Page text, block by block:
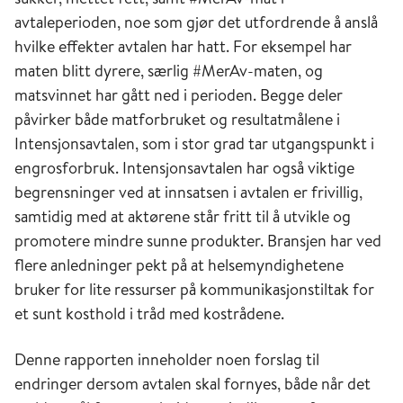
avtaleperioden, noe som gjør det utfordrende å anslå
hvilke effekter avtalen har hatt. For eksempel har
maten blitt dyrere, særlig #MerAv-maten, og
matsvinnet har gått ned i perioden. Begge deler
påvirker både matforbruket og resultatmålene i
Intensjonsavtalen, som i stor grad tar utgangspunkt i
engrosforbruk. Intensjonsavtalen har også viktige
begrensninger ved at innsatsen i avtalen er frivillig,
samtidig med at aktørene står fritt til å utvikle og
promotere mindre sunne produkter. Bransjen har ved
flere anledninger pekt på at helsemyndighetene
bruker for lite ressurser på kommunikasjonstiltak for
et sunt kosthold i tråd med kostrådene.
Denne rapporten inneholder noen forslag til
endringer dersom avtalen skal fornyes, både når det